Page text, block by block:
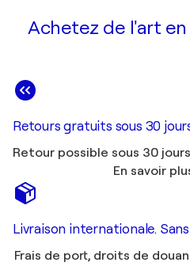
Achetez de l'art
Retours gratuits sous 30
Retour possible sous 30
En savoir
Livraison internationale.
Frais de port, droits de